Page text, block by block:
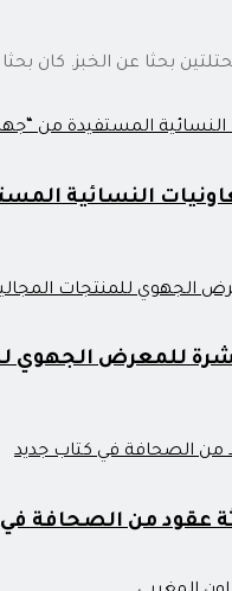
بحثا عن الخبز. كان
النسائية
للمعرض الجهوي
عقود من الصحافة